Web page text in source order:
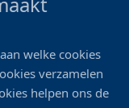
welke cookies
verzamelen
helpen ons de